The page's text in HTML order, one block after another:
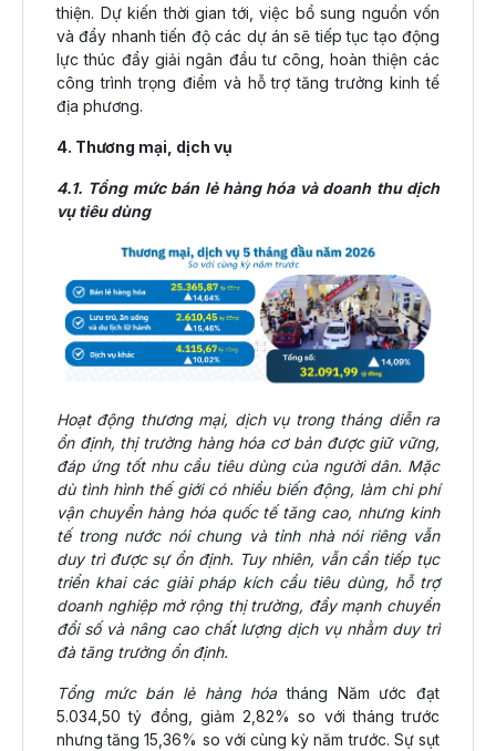
thiện. Dự kiến thời gian tới, việc bổ sung nguồn vốn
và đẩy nhanh tiến độ các dự án sẽ tiếp tục tạo động
lực thúc đẩy giải ngân đầu tư công, hoàn thiện các
công trình trọng điểm và hỗ trợ tăng trưởng kinh tế
địa phương.
4. Thương mại, dịch vụ
4.1. Tổng mức bán lẻ hàng hóa và doanh thu dịch
vụ tiêu dùng
Hoạt động thương mại, dịch vụ trong tháng diễn ra
ổn định, thị trường hàng hóa cơ bản được giữ vững,
đáp ứng tốt nhu cầu tiêu dùng của người dân. Mặc
dù tình hình thế giới có nhiều biến động, làm chi phí
vận chuyển hàng hóa quốc tế tăng cao, nhưng kinh
tế trong nước nói chung và tỉnh nhà nói riêng vẫn
duy trì được sự ổn định. Tuy nhiên, vẫn cần tiếp tục
triển khai các giải pháp kích cầu tiêu dùng, hỗ trợ
doanh nghiệp mở rộng thị trường, đẩy mạnh chuyển
đổi số và nâng cao chất lượng dịch vụ nhằm duy trì
đà tăng trưởng ổn định.
Tổng mức bán lẻ hàng hóatháng Năm ước đạt
5.034,50 tỷ đồng, giảm 2,82% so với tháng trước
nhưng tăng 15,36% so với cùng kỳ năm trước. Sự sụt